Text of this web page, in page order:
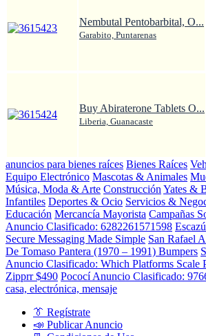
Nembutal Pentobarbital, O...
Garabito, Puntarenas
Buy Abiraterone Tablets O...
Liberia, Guanacaste
anuncios para bienes raíces Bienes Raíces
Equipo Electrónico Mascotas & Animales
Música, Moda & Arte ConstrucciónYates &
Infantiles Deportes & Ocio Servicios &
Educación Mercancía Mayorista Campañas
Anuncio Clasificado: 6282261571598
Secure Messaging Made Simple San Rafael
De Tomaso Pantera (1970 – 1991) Bumpers
Anuncio Clasificado: Which Platforms Scale
Zipprr $490 Pococí Anuncio Clasificado:
casa, electrónica, mensaje
👔 Regístrate
📣 Publicar Anuncio